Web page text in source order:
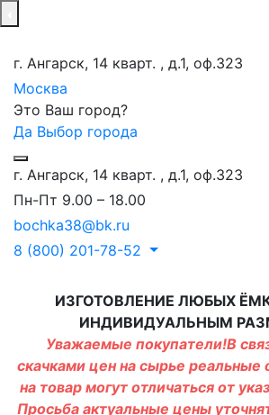
г. Ангарск, 14 кварт. , д.1, оф.323
Москва
Это Ваш город?
Да Выбор города
г. Ангарск, 14 кварт. , д.1, оф.323
Пн-Пт 9.00 – 18.00
bochka38@bk.ru
8 (800) 201-78-52
ИЗГОТОВЛЕНИЕ ЛЮБЫХ
ИНДИВИДУАЛЬНЫМ
Уважаемые покупатели!В
скачками цен на сырье реальные
на товар могут отличаться от
Просьба актуальные цены